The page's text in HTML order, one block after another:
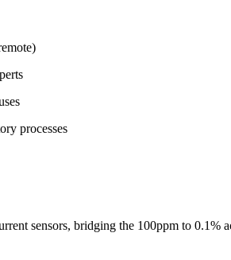
processes
sensors, bridging the 100ppm to 0.1%